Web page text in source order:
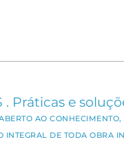
. Práticas e
AO
INTEGRAL DE TODA OBRA